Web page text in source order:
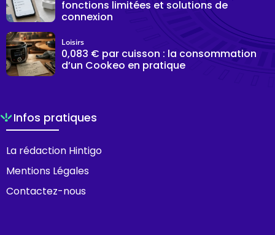
fonctions limitées et solutions de
connexion
0,083 € par cuisson : la consommation
d’un Cookeo en pratique
Loisirs
Infos pratiques
La rédaction Hintigo
Mentions Légales
Contactez-nous